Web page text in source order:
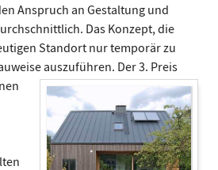
Anspruch an Gestaltung und
Das Konzept, die
Standort nur temporär zu
auszuführen. Der 3. Preis